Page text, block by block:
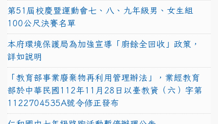
第51屆校慶暨運動會七、八、九年級男、女生組
100公尺決賽名單
本府環境保護局為加強宣導「廚餘全回收」政策，
詳如說明
「教育部事業廢棄物再利用管理辦法」，業經教育
部於中華民國112年11月28日以臺教資（六）字第
1122704535A號令修正發布